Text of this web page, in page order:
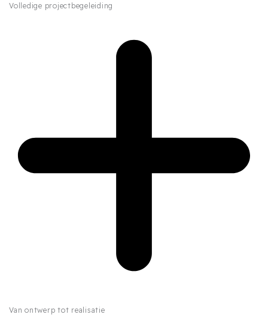
Volledige projectbegeleiding
Van ontwerp tot realisatie